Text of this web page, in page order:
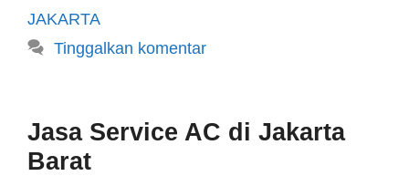
JAKARTA
Tinggalkan komentar
Jasa Service AC di Jakarta
Barat